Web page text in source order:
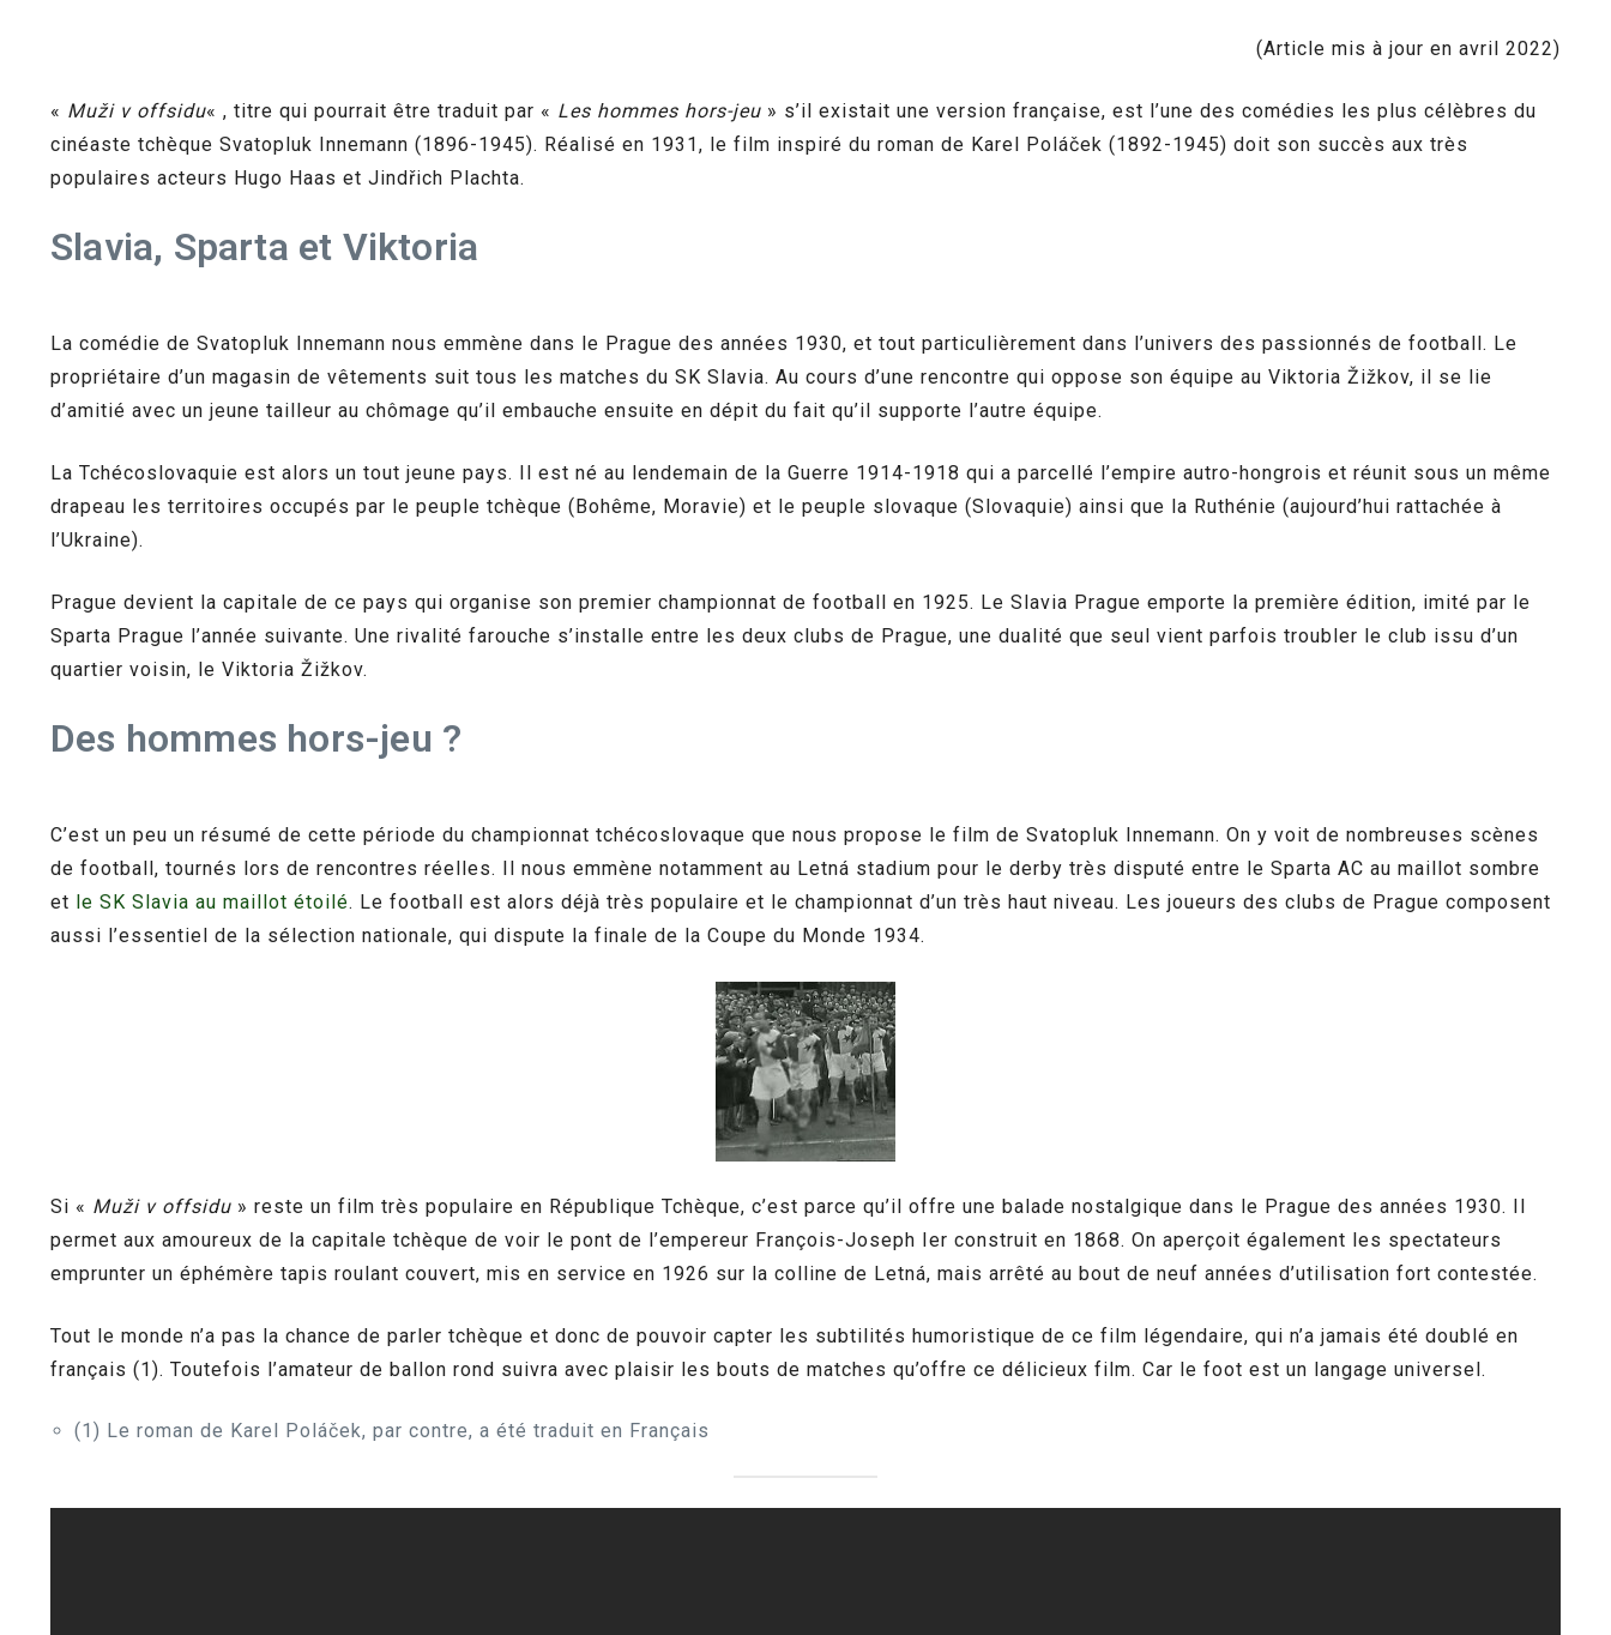
(Article mis à jour en avril 2022)
« Muži v offsidu« , titre qui pourrait être traduit par « Les hommes hors-jeu » s’il existait une version française, est l’une des comédies les plus célèbres du
cinéaste tchèque Svatopluk Innemann (1896-1945). Réalisé en 1931, le film inspiré du roman de Karel Poláček (1892-1945) doit son succès aux très
populaires acteurs Hugo Haas et Jindřich Plachta.
Slavia, Sparta et Viktoria
La comédie de Svatopluk Innemann nous emmène dans le Prague des années 1930, et tout particulièrement dans l’univers des passionnés de football. Le
propriétaire d’un magasin de vêtements suit tous les matches du SK Slavia. Au cours d’une rencontre qui oppose son équipe au Viktoria Žižkov, il se lie
d’amitié avec un jeune tailleur au chômage qu’il embauche ensuite en dépit du fait qu’il supporte l’autre équipe.
La Tchécoslovaquie est alors un tout jeune pays. Il est né au lendemain de la Guerre 1914-1918 qui a parcellé l’empire autro-hongrois et réunit sous un même
drapeau les territoires occupés par le peuple tchèque (Bohême, Moravie) et le peuple slovaque (Slovaquie) ainsi que la Ruthénie (aujourd’hui rattachée à
l’Ukraine).
Prague devient la capitale de ce pays qui organise son premier championnat de football en 1925. Le Slavia Prague emporte la première édition, imité par le
Sparta Prague l’année suivante. Une rivalité farouche s’installe entre les deux clubs de Prague, une dualité que seul vient parfois troubler le club issu d’un
quartier voisin, le Viktoria Žižkov.
Des hommes hors-jeu ?
C’est un peu un résumé de cette période du championnat tchécoslovaque que nous propose le film de Svatopluk Innemann. On y voit de nombreuses scènes
de football, tournés lors de rencontres réelles. Il nous emmène notamment au Letná stadium pour le derby très disputé entre le Sparta AC au maillot sombre
et le SK Slavia au maillot étoilé. Le football est alors déjà très populaire et le championnat d’un très haut niveau. Les joueurs des clubs de Prague composent
aussi l’essentiel de la sélection nationale, qui dispute la finale de la Coupe du Monde 1934.
Si « Muži v offsidu » reste un film très populaire en République Tchèque, c’est parce qu’il offre une balade nostalgique dans le Prague des années 1930. Il
permet aux amoureux de la capitale tchèque de voir le pont de l’empereur François-Joseph Ier construit en 1868. On aperçoit également les spectateurs
emprunter un éphémère tapis roulant couvert, mis en service en 1926 sur la colline de Letná, mais arrêté au bout de neuf années d’utilisation fort contestée.
Tout le monde n’a pas la chance de parler tchèque et donc de pouvoir capter les subtilités humoristique de ce film légendaire, qui n’a jamais été doublé en
français (1). Toutefois l’amateur de ballon rond suivra avec plaisir les bouts de matches qu’offre ce délicieux film. Car le foot est un langage universel.
(1) Le roman de Karel Poláček, par contre, a été traduit en Français